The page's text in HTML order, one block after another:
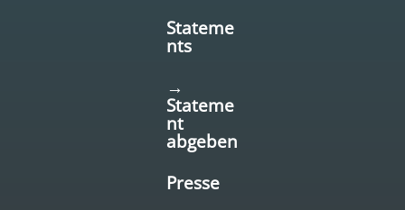
Stateme
nts
→
Stateme
nt
abgeben
Presse